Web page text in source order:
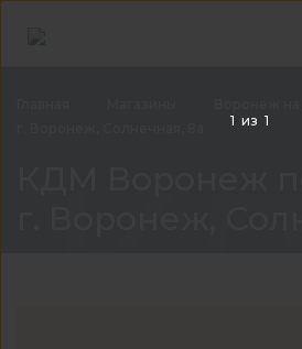
1 из 1